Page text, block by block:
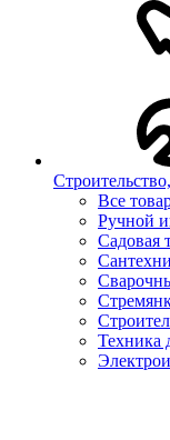
Все
Ручной
Садовая
Техника